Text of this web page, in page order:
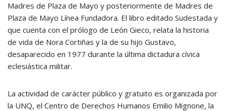
Madres de Plaza de Mayo y posteriormente de Madres de
Plaza de Mayo Línea Fundadora. El libro editado Sudestada y
que cuenta con el prólogo de León Gieco, relata la historia
de vida de Nora Cortiñas y la de su hijo Gustavo,
desaparecido en 1977 durante la última dictadura cívica
eclesiástica militar.
La actividad de carácter público y gratuito es organizada por
la UNQ, el Centro de Derechos Humanos Emilio Mignone, la